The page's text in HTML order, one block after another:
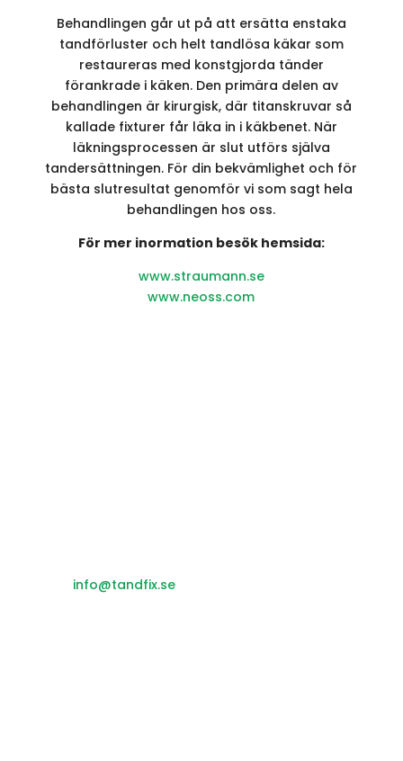
Behandlingen går ut på att ersätta enstaka
tandförluster och helt tandlösa käkar som
restaureras med konstgjorda tänder
förankrade i käken. Den primära delen av
behandlingen är kirurgisk, där titanskruvar så
kallade fixturer får läka in i käkbenet. När
läkningsprocessen är slut utförs själva
tandersättningen. För din bekvämlighet och för
bästa slutresultat genomför vi som sagt hela
behandlingen hos oss.
För mer inormation besök hemsida:
www.straumann.se
www.neoss.com
info@tandfix.se